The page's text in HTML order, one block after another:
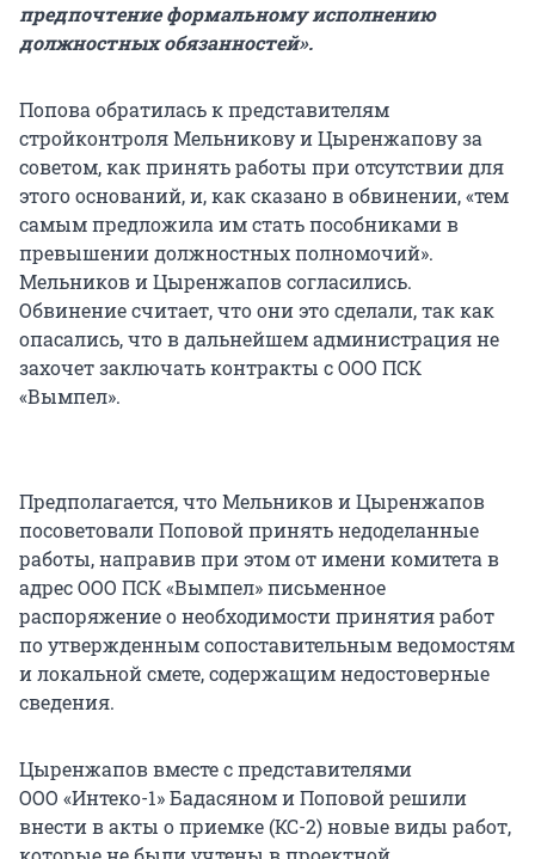
предпочтение формальному исполнению
должностных обязанностей».
Попова обратилась к представителям
стройконтроля Мельникову и Цыренжапову за
советом, как принять работы при отсутствии для
этого оснований, и, как сказано в обвинении, «тем
самым предложила им стать пособниками в
превышении должностных полномочий».
Мельников и Цыренжапов согласились.
Обвинение считает, что они это сделали, так как
опасались, что в дальнейшем администрация не
захочет заключать контракты с ООО ПСК
«Вымпел».
Предполагается, что Мельников и Цыренжапов
посоветовали Поповой принять недоделанные
работы, направив при этом от имени комитета в
адрес ООО ПСК «Вымпел» письменное
распоряжение о необходимости принятия работ
по утвержденным сопоставительным ведомостям
и локальной смете, содержащим недостоверные
сведения.
Цыренжапов вместе с представителями
ООО «Интеко-1» Бадасяном и Поповой решили
внести в акты о приемке (КС-2) новые виды работ,